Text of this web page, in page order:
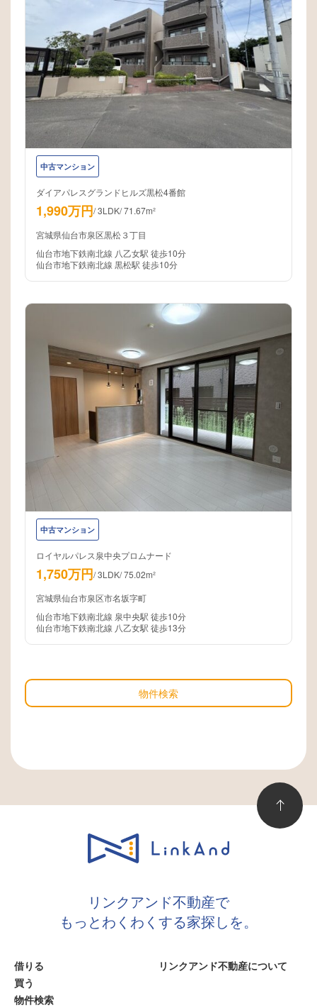
中古マンション
ダイアパレスグランドヒルズ黒松4番館
1,990万円/3LDK/71.67m²
宮城県仙台市泉区黒松３丁目
仙台市地下鉄南北線 八乙女駅 徒歩10分
仙台市地下鉄南北線 黒松駅 徒歩10分
中古マンション
ロイヤルパレス泉中央プロムナード
1,750万円/3LDK/75.02m²
宮城県仙台市泉区市名坂字町
仙台市地下鉄南北線 泉中央駅 徒歩10分
仙台市地下鉄南北線 八乙女駅 徒歩13分
物件検索
リンクアンド不動産で
もっとわくわくする家探しを。
借りる
買う
物件検索
リンクアンド不動産について